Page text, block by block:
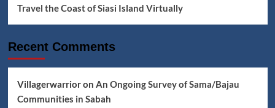
Travel the Coast of Siasi Island Virtually
Recent Comments
Villagerwarrioron An Ongoing Survey of Sama/Bajau
Communities in Sabah